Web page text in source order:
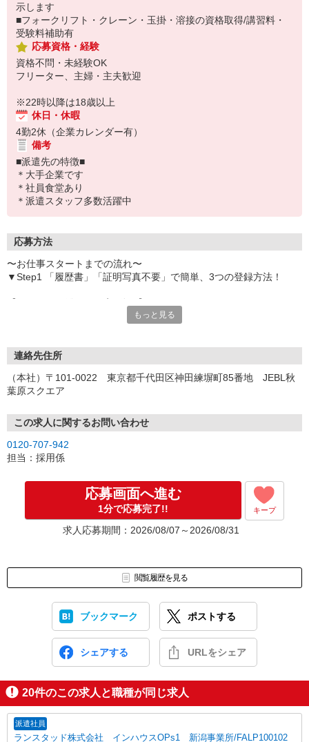
示します
■フォークリフト・クレーン・玉掛・溶接の資格取得/講習料・
受験料補助有
応募資格・経験
資格不問・未経験OK
フリーター、主婦・主夫歓迎
※22時以降は18歳以上
休日・休暇
4勤2休（企業カレンダー有）
備考
■派遣先の特徴■
＊大手企業です
＊社員食堂あり
＊派遣スタッフ多数活躍中
応募方法
〜お仕事スタートまでの流れ〜
▼Step1 「履歴書」「証明写真不要」で簡単、3つの登録方法！
いつでも好きな時間に登録OK
受付時間/平日9:00〜19:00
【来場登録（目安1時間30分）】
▼Step2 全国にあるお仕事の中から、あなたにピッタリのお仕事を
ご案内
▼Step3 就業前に職場見学で気になる事はしっかりチェック！
応募⇒最短で2日後からの勤務も可能です！
もっと見る
連絡先住所
（本社）〒101-0022 東京都千代田区神田練塀町85番地 JEBL秋
葉原スクエア
この求人に関するお問い合わせ
0120-707-942
担当：採用係
応募画面へ進む
1分で応募完了!! キープ
求人応募期間：2026/08/07～2026/08/31
閲覧履歴を見る
ブックマーク ポストする
シェアする URLをシェア
20件のこの求人と職種が同じ求人
派遣社員
ランスタッド株式会社 インハウスOPs1 新潟事業所/FALP100102